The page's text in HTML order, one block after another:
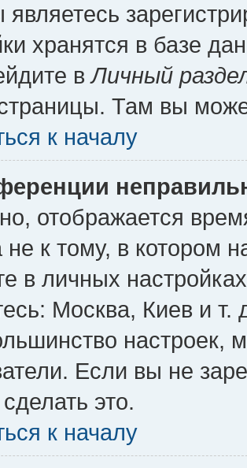
являетесь
хранятся в базе
вЛичный
Там вы
к началу
отображается
не к тому, в котором
в личных
Москва, Киев и т.
настроек,
Если вы не
это.
к началу